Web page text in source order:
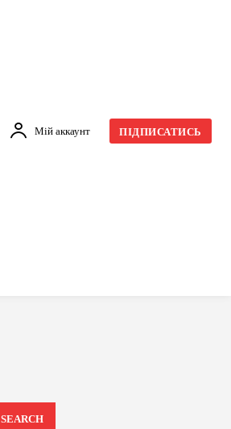
Мій аккаунт ПІДПИСАТИСЬ
SEARCH